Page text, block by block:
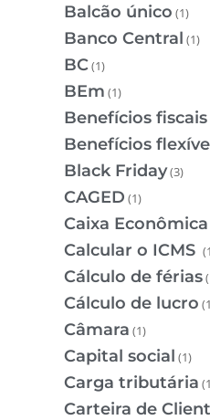
Balcão único (1)
Banco Central (1)
BC(1)
BEm (1)
Benefícios fiscais
Benefícios
Black Friday(3)
CAGED (1)
Caixa
Calcular o ICMS
Cálculo de férias
Cálculo de lucro
Câmara (1)
Capital social (1)
Carga tributária
Carteira de